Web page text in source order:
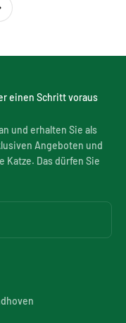
einen Schritt voraus
und erhalten Sie als
Angeboten und
Katze. Das dürfen Sie